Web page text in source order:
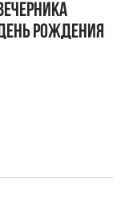
день рождения